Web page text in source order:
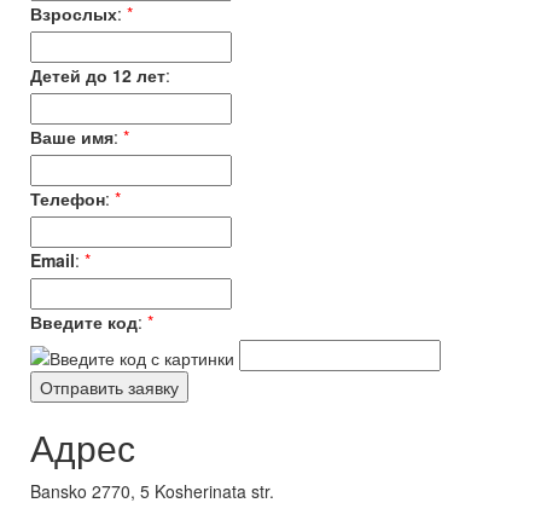
Взрослых: *
Детей до 12 лет:
Ваше имя: *
Телефон: *
Email: *
Введите код: *
Адрес
Bansko 2770, 5 Kosherinata str.